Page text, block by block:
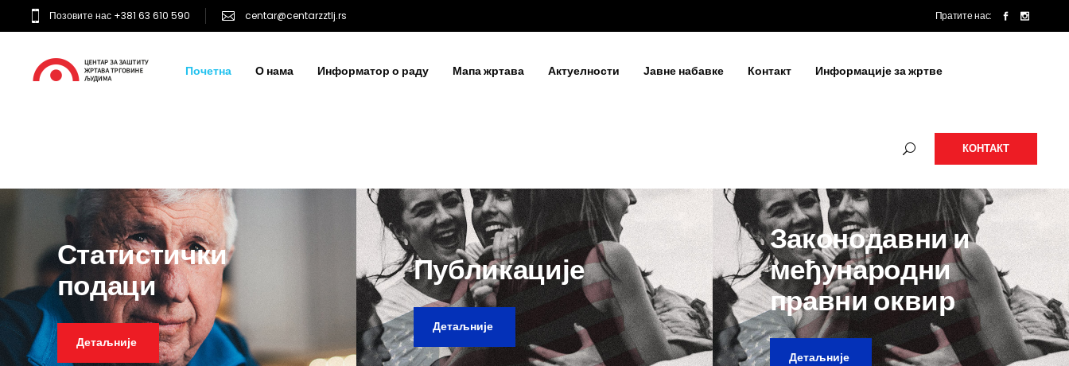
Позовите нас +381 63 610 590 centar@centarzztlj.rs Пратите нас:
Почетна О нама Информатор о раду Мапа жртава Актуелности Јавне набавке Контакт Информације за жртве
КОНТАКТ
Статистички
подаци
Детаљније
Публикације
Детаљније
Законодавни и
међународни
правни оквир
Детаљније